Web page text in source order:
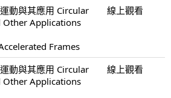
動與其應用 Circular
Applications
Frames
線上觀看
動與其應用 Circular
Applications
線上觀看